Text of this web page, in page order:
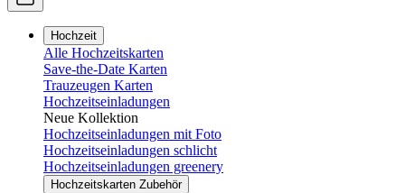
Hochzeit
Alle Hochzeitskarten
Save-the-Date Karten
Trauzeugen Karten
Hochzeitseinladungen
Neue Kollektion
Hochzeitseinladungen mit Foto
Hochzeitseinladungen schlicht
Hochzeitseinladungen greenery
Hochzeitskarten Zubehör